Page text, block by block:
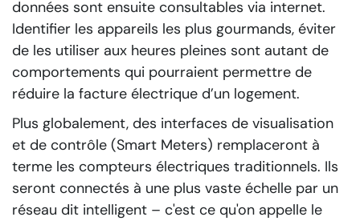
données sont ensuite consultables via internet.
Identifier les appareils les plus gourmands, éviter
de les utiliser aux heures pleines sont autant de
comportements qui pourraient permettre de
réduire la facture électrique d’un logement.
Plus globalement, des interfaces de visualisation
et de contrôle (Smart Meters) remplaceront à
terme les compteurs électriques traditionnels. Ils
seront connectés à une plus vaste échelle par un
réseau dit intelligent – c'est ce qu'on appelle le